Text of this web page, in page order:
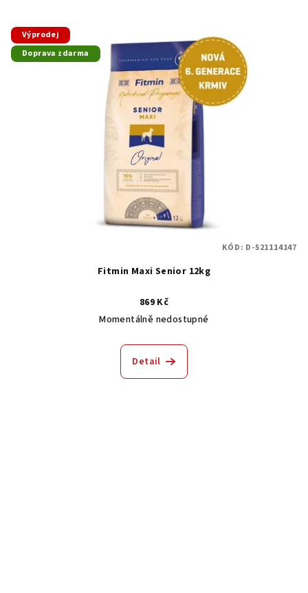
Výprodej
Doprava zdarma
Fitmin Maxi Senior 12kg
869 Kč
Momentálně nedostupné
Detail
KÓD: D-521114147